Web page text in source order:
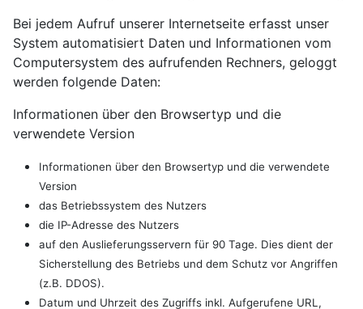
Bei jedem Aufruf unserer Internetseite erfasst unser
System automatisiert Daten und Informationen vom
Computersystem des aufrufenden Rechners, geloggt
werden folgende Daten:
Informationen über den Browsertyp und die
verwendete Version
Informationen über den Browsertyp und die verwendete
Version
das Betriebssystem des Nutzers
die IP-Adresse des Nutzers
auf den Auslieferungsservern für 90 Tage. Dies dient der
Sicherstellung des Betriebs und dem Schutz vor Angriffen
(z.B. DDOS).
Datum und Uhrzeit des Zugriffs inkl. Aufgerufene URL,